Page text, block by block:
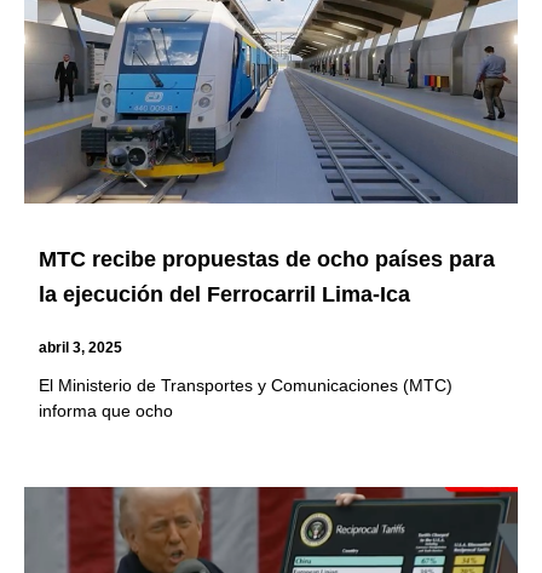
MTC recibe propuestas de ocho países para
la ejecución del Ferrocarril Lima-Ica
abril 3, 2025
El Ministerio de Transportes y Comunicaciones (MTC)
informa que ocho